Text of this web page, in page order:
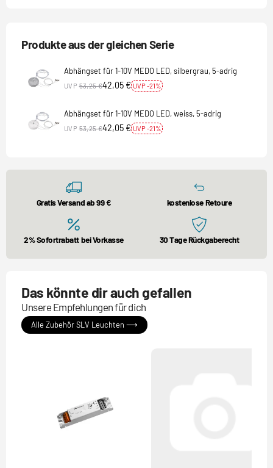
Produkte aus der gleichen Serie
Abhängset für 1-10V MEDO LED, silbergrau, 5-adrig
42,05 € UVP -21%
UVP 53,25 €
Abhängset für 1-10V MEDO LED, weiss, 5-adrig
42,05 € UVP -21%
UVP 53,25 €
Gratis Versand ab 99 € kostenlose Retoure
2% Sofortrabatt bei Vorkasse 30 Tage Rückgaberecht
Das könnte dir auch gefallen
Unsere Empfehlungen für dich
Alle Zubehör SLV Leuchten ⟶